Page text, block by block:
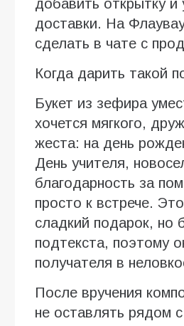
добавить открытку и
доставки. На
сделать в чате с
Когда дарить такой
Букет из зефира
хочется мягкого,
жеста: на день
День учителя,
благодарность за
просто к встрече.
сладкий подарок, но
подтекста, поэтому
получателя в
После вручения
не оставлять рядом